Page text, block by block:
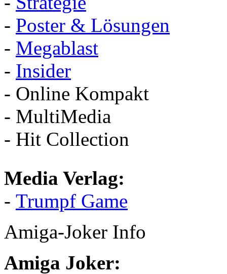
- Poster & Lösungen
- Megablast
- Insider
- Online Kompakt
- MultiMedia
- Hit Collection
Media Verlag:
- Trumpf Game
Amiga-Joker Info
Amiga Joker: